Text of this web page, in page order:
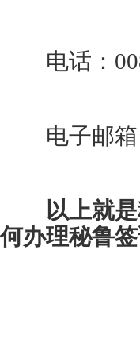
电话：
电子邮箱：
以上就
何办理秘鲁